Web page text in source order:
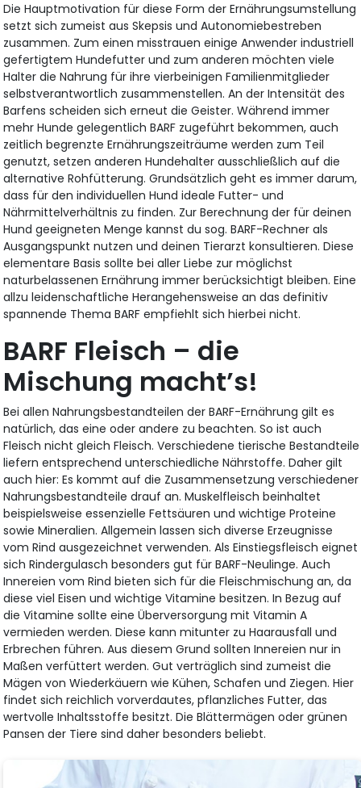
Die Hauptmotivation für diese Form der Ernährungsumstellung
setzt sich zumeist aus Skepsis und Autonomiebestreben
zusammen. Zum einen misstrauen einige Anwender industriell
gefertigtem Hundefutter und zum anderen möchten viele
Halter die Nahrung für ihre vierbeinigen Familienmitglieder
selbstverantwortlich zusammenstellen. An der Intensität des
Barfens scheiden sich erneut die Geister. Während immer
mehr Hunde gelegentlich BARF zugeführt bekommen, auch
zeitlich begrenzte Ernährungszeiträume werden zum Teil
genutzt, setzen anderen Hundehalter ausschließlich auf die
alternative Rohfütterung. Grundsätzlich geht es immer darum,
dass für den individuellen Hund ideale Futter- und
Nährmittelverhältnis zu finden. Zur Berechnung der für deinen
Hund geeigneten Menge kannst du sog. BARF-Rechner als
Ausgangspunkt nutzen und deinen Tierarzt konsultieren. Diese
elementare Basis sollte bei aller Liebe zur möglichst
naturbelassenen Ernährung immer berücksichtigt bleiben. Eine
allzu leidenschaftliche Herangehensweise an das definitiv
spannende Thema BARF empfiehlt sich hierbei nicht.
BARF Fleisch – die
Mischung macht’s!
Bei allen Nahrungsbestandteilen der BARF-Ernährung gilt es
natürlich, das eine oder andere zu beachten. So ist auch
Fleisch nicht gleich Fleisch. Verschiedene tierische Bestandteile
liefern entsprechend unterschiedliche Nährstoffe. Daher gilt
auch hier: Es kommt auf die Zusammensetzung verschiedener
Nahrungsbestandteile drauf an. Muskelfleisch beinhaltet
beispielsweise essenzielle Fettsäuren und wichtige Proteine
sowie Mineralien. Allgemein lassen sich diverse Erzeugnisse
vom Rind ausgezeichnet verwenden. Als Einstiegsfleisch eignet
sich Rindergulasch besonders gut für BARF-Neulinge. Auch
Innereien vom Rind bieten sich für die Fleischmischung an, da
diese viel Eisen und wichtige Vitamine besitzen. In Bezug auf
die Vitamine sollte eine Überversorgung mit Vitamin A
vermieden werden. Diese kann mitunter zu Haarausfall und
Erbrechen führen. Aus diesem Grund sollten Innereien nur in
Maßen verfüttert werden. Gut verträglich sind zumeist die
Mägen von Wiederkäuern wie Kühen, Schafen und Ziegen. Hier
findet sich reichlich vorverdautes, pflanzliches Futter, das
wertvolle Inhaltsstoffe besitzt. Die Blättermägen oder grünen
Pansen der Tiere sind daher besonders beliebt.